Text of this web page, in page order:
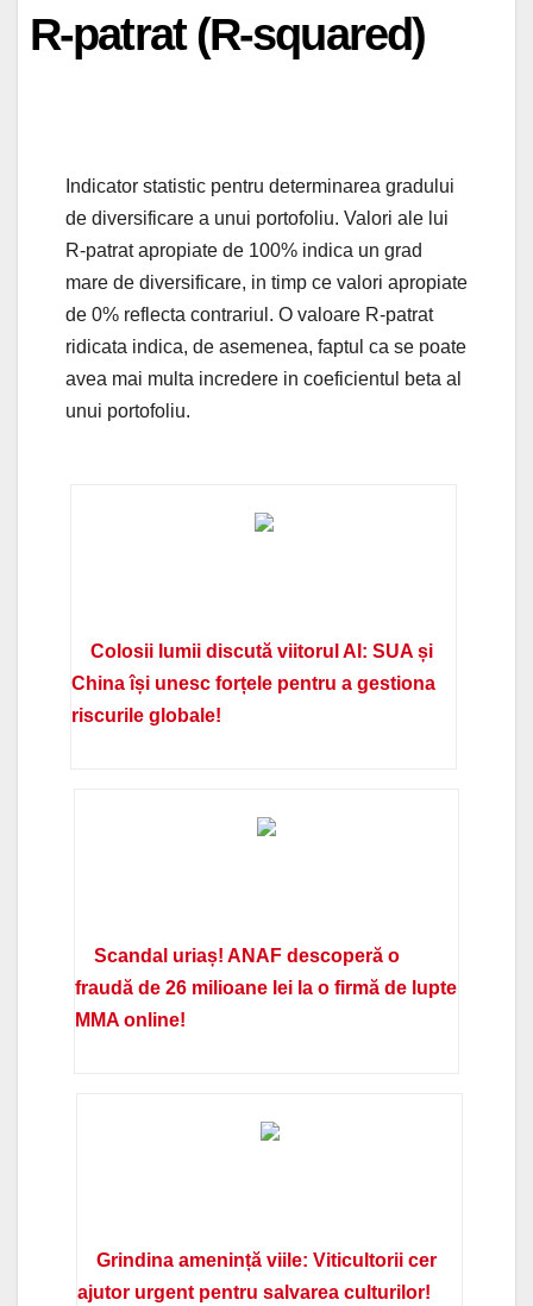
R-patrat (R-squared)
Indicator statistic pentru determinarea gradului
de diversificare a unui portofoliu. Valori ale lui
R-patrat apropiate de 100% indica un grad
mare de diversificare, in timp ce valori apropiate
de 0% reflecta contrariul. O valoare R-patrat
ridicata indica, de asemenea, faptul ca se poate
avea mai multa incredere in coeficientul beta al
unui portofoliu.
Colosii lumii discută viitorul AI: SUA și
China își unesc forțele pentru a gestiona
riscurile globale!
Scandal uriaș! ANAF descoperă o
fraudă de 26 milioane lei la o firmă de lupte
MMA online!
Grindina amenință viile: Viticultorii cer
ajutor urgent pentru salvarea culturilor!